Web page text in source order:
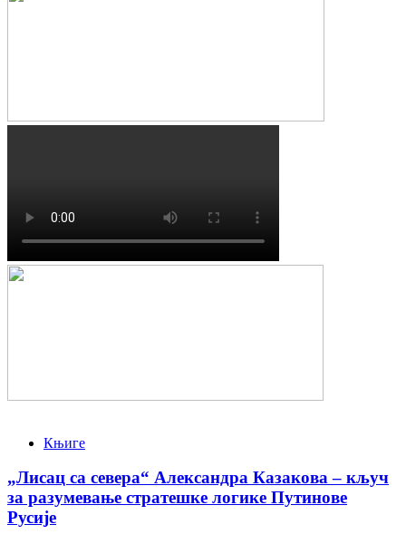
Књиге
„Лисац са севера“ Александра Казакова – кључ
за разумевање стратешке логике Путинове
Русије